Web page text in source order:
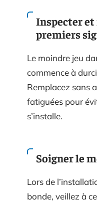
Inspecter et
premiers
Le moindre jeu
commence à
Remplacez sans
fatiguées pour
s’installe.
Soigner le
Lors de
bonde, veillez à